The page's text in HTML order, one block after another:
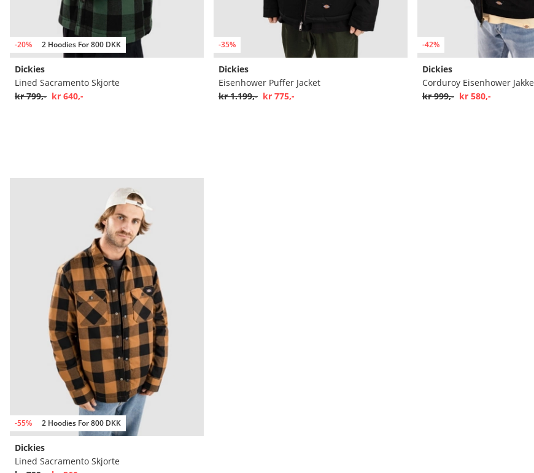
-20% 2 Hoodies For 800 DKK
Dickies
Lined Sacramento Skjorte
kr 799,- kr 640,-
-35%
Dickies
Eisenhower Puffer Jacket
kr 1.199,- kr 775,-
-42%
Dickies
Corduroy Eisenhower Jakke
kr 999,- kr 580,-
-55% 2 Hoodies For 800 DKK
Dickies
Lined Sacramento Skjorte